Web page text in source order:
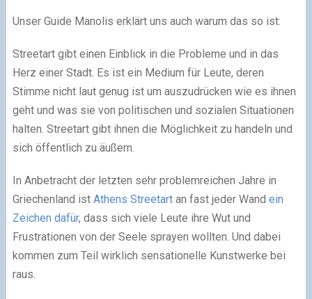
Unser Guide Manolis erklärt uns auch warum das so ist:
Streetart gibt einen Einblick in die Probleme und in das
Herz einer Stadt. Es ist ein Medium für Leute, deren
Stimme nicht laut genug ist um auszudrücken wie es ihnen
geht und was sie von politischen und sozialen Situationen
halten. Streetart gibt ihnen die Möglichkeit zu handeln und
sich öffentlich zu äußern.
In Anbetracht der letzten sehr problemreichen Jahre in
Griechenland ist Athens Streetartan fast jeder Wand ein
Zeichen dafür, dass sich viele Leute ihre Wut und
Frustrationen von der Seele sprayen wollten. Und dabei
kommen zum Teil wirklich sensationelle Kunstwerke bei
raus.